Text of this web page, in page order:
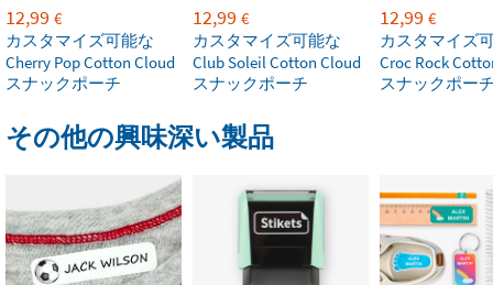
12,99 €
カスタマイズ可能な
Cherry Pop Cotton Cloud
スナックポーチ
12,99 €
カスタマイズ可能な
Club Soleil Cotton Cloud
スナックポーチ
12,99 €
カスタマイズ
Croc Rock
スナックポー
その他の興味深い製品